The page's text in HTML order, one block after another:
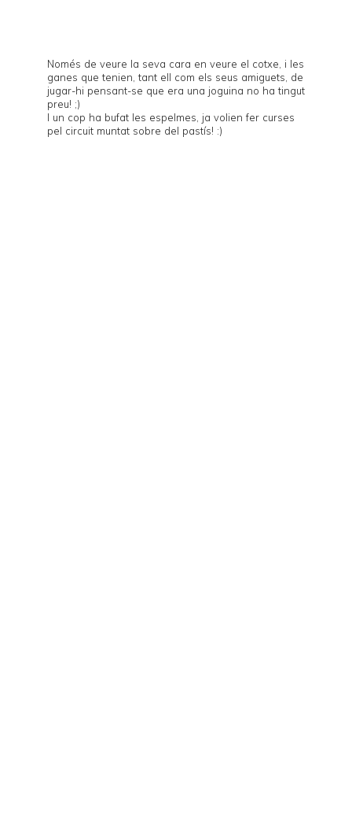
Només de veure la seva cara en veure el cotxe, i les
ganes que tenien, tant ell com els seus amiguets, de
jugar-hi pensant-se que era una joguina no ha tingut
preu! ;)
I un cop ha bufat les espelmes, ja volien fer curses
pel circuit muntat sobre del pastís! :)